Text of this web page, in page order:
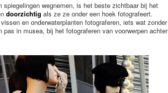
spiegelingen wegnemen, is het beste zichtbaar bij het
doorzichtig als ze ze onder een hoek fotografeert.
en onderwaterplanten fotograferen, iets wat zonder
in musea, bij het fotograferen van voorwerpen achter